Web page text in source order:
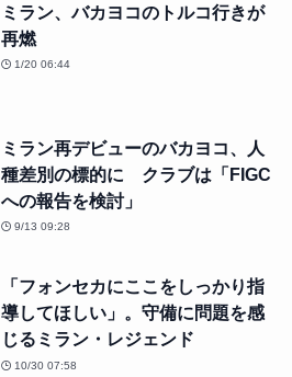
ミラン、バカヨコのトルコ行きが
再燃
1/20 06:44
ミラン再デビューのバカヨコ、人
種差別の標的に クラブは「FIGC
への報告を検討」
9/13 09:28
「フォンセカにここをしっかり指
導してほしい」。守備に問題を感
じるミラン・レジェンド
10/30 07:58